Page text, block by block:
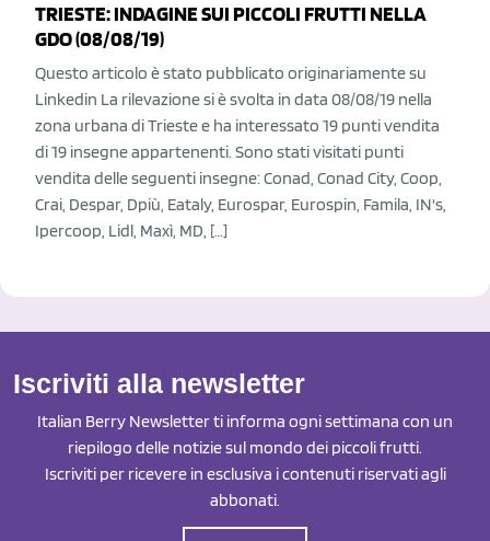
TRIESTE: INDAGINE SUI PICCOLI FRUTTI NELLA
GDO (08/08/19)
Questo articolo è stato pubblicato originariamente su
Linkedin La rilevazione si è svolta in data 08/08/19 nella
zona urbana di Trieste e ha interessato 19 punti vendita
di 19 insegne appartenenti. Sono stati visitati punti
vendita delle seguenti insegne: Conad, Conad City, Coop,
Crai, Despar, Dpiù, Eataly, Eurospar, Eurospin, Famila, IN's,
Ipercoop, Lidl, Maxì, MD, […]
Iscriviti alla newsletter
Italian Berry Newsletter ti informa ogni settimana con un
riepilogo delle notizie sul mondo dei piccoli frutti.
Iscriviti per ricevere in esclusiva i contenuti riservati agli
abbonati.